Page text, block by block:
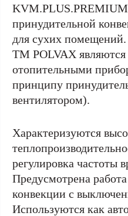
принудительной
для сухих
ТМ POLVAX
отопительными
принципу
вентилятором).
Характеризуются
регулировка частоты
Предусмотрена
конвекции с
Используются как